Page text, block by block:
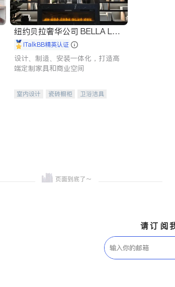
纽约贝拉奢华公司 BELLA LUX
E iTalkBB精英认证
设计、制造、安装一体化，打造高
端定制家具和商业空间
室内设计 瓷砖橱柜
卫浴洁具
请订阅